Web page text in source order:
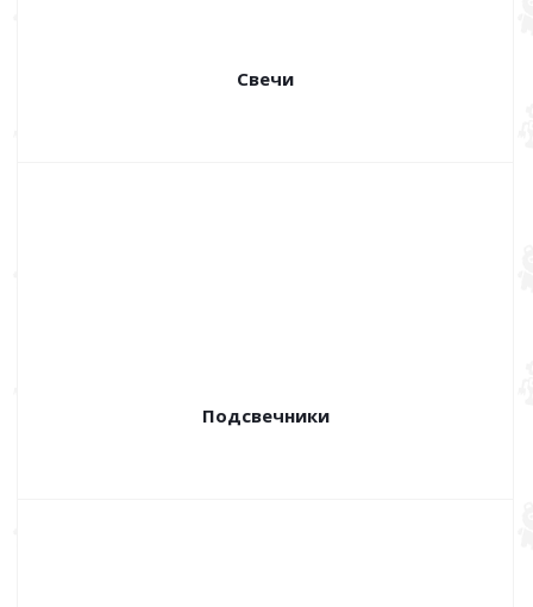
Свечи
Подсвечники